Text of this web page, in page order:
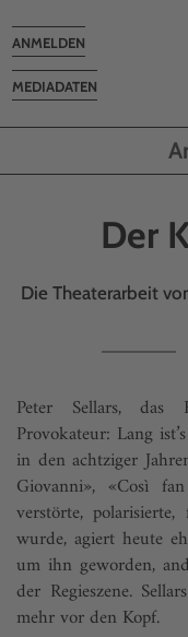
MEDIADATEN
Toggle
navigation
ANMELDEN
Der
Die Theaterarbeit
Peter Sellars, das
Provokateur: Lang
in den achtziger
Giovanni», «Così
verstörte,
wurde, agiert heute
um ihn geworden,
der Regieszene.
mehr vor den Kopf.